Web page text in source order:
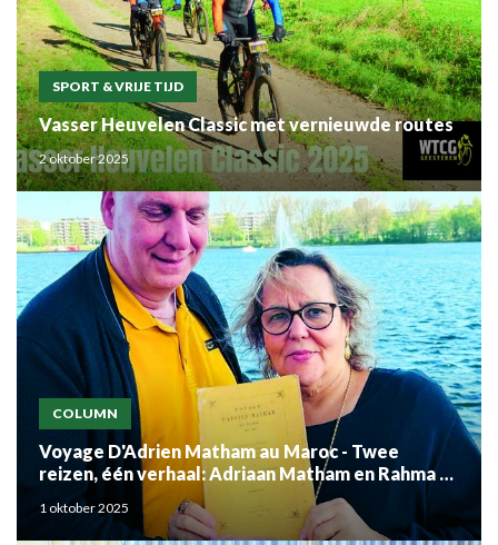
SPORT & VRIJE TIJD
Vasser Heuvelen Classic met vernieuwde routes
2 oktober 2025
COLUMN
Voyage D'Adrien Matham au Maroc - Twee
reizen, één verhaal: Adriaan Matham en Rahma el
Mouden
1 oktober 2025